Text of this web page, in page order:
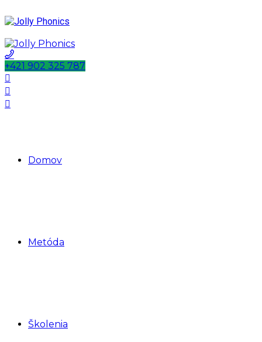
+421 902 325 787
Domov
Metóda
Školenia